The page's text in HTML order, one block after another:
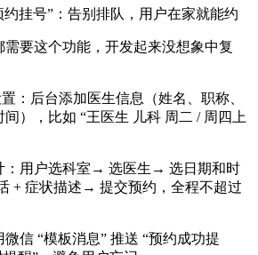
约挂号”：告别排队，用户在家就能约
需要这个功能，开发起来没想象中复
：后台添加医生信息（姓名、职称、
），比如 “王医生 儿科 周二 / 周四上
：用户选科室→ 选医生→ 选日期和时
+ 症状描述→ 提交预约，全程不超过
信 “模板消息” 推送 “预约成功提